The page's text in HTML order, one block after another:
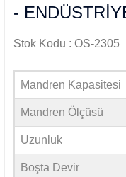
-
Stok Kodu : OS-2305
Mandren Kapasitesi
Mandren Ölçüsü
Uzunluk
Boşta Devir